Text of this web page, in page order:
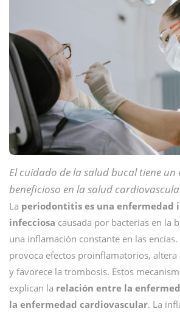
El cuidado de la salud bucal tiene un
beneficioso en la salud
La periodontitis es una enfermedad
infecciosa causada por bacterias en la
una inflamación constante en las encías.
provoca efectos proinflamatorios, altera
y favorece la trombosis. Estos
explican la relación entre la
la enfermedad cardiovascular. La